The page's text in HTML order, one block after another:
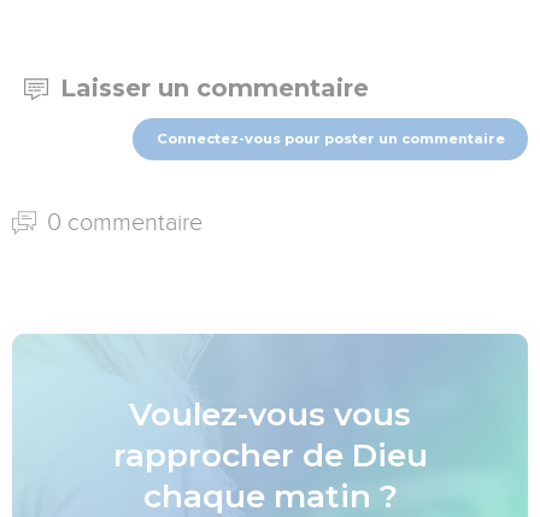
Laisser un commentaire
Connectez-vous pour poster un commentaire
0 commentaire
Voulez-vous vous
rapprocher de Dieu
chaque matin ?